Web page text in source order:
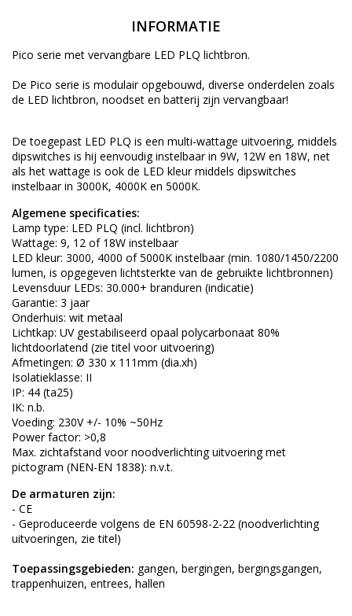
INFORMATIE
Pico serie met vervangbare LED PLQ lichtbron.
De Pico serie is modulairopgebouwd, diverse onderdelen zoals
de LED lichtbron, noodset en batterij zijn vervangbaar!
De toegepast LED PLQ is een multi-wattage uitvoering, middels
dipswitches is hij eenvoudig instelbaar in 9W, 12W en 18W, net
als het wattage is ook de LED kleur middels dipswitches
instelbaar in 3000K, 4000K en 5000K.
Algemene specificaties:
Lamp type: LED PLQ (incl. lichtbron)
Wattage: 9, 12 of 18W instelbaar
LED kleur: 3000, 4000 of 5000K instelbaar (min. 1080/1450/2200
lumen, is opgegeven lichtsterkte van de gebruikte lichtbronnen)
Levensduur LEDs: 30.000+ branduren (indicatie)
Garantie: 3 jaar
Onderhuis: wit metaal
Lichtkap: UV gestabiliseerd opaal polycarbonaat 80%
lichtdoorlatend (zie titel voor uitvoering)
Afmetingen: Ø 330 x 111mm (dia.xh)
Isolatieklasse: II
IP: 44 (ta25)
IK: n.b.
Voeding: 230V +/- 10% ~50Hz
Power factor: >0,8
Max. zichtafstand voor noodverlichting uitvoering met
pictogram (NEN-EN 1838): n.v.t.
De armaturen zijn:
- CE
- Geproduceerde volgens de EN 60598-2-22 (noodverlichting
uitvoeringen, zie titel)
Toepassingsgebieden: gangen, bergingen, bergingsgangen,
trappenhuizen, entrees, hallen